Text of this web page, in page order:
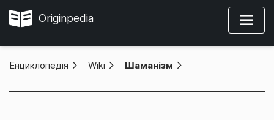
Originpedia
Енциклопедія Wiki Шаманізм